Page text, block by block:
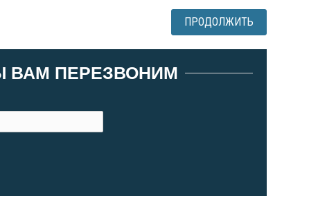
ПРОДОЛЖИТЬ
ВАМ ПЕРЕЗВОНИМ